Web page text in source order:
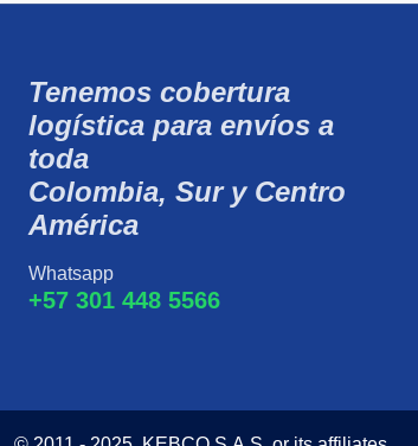
Tenemos cobertura
logística para envíos a
toda
Colombia, Sur y Centro
América
Whatsapp
+57 301 448 5566